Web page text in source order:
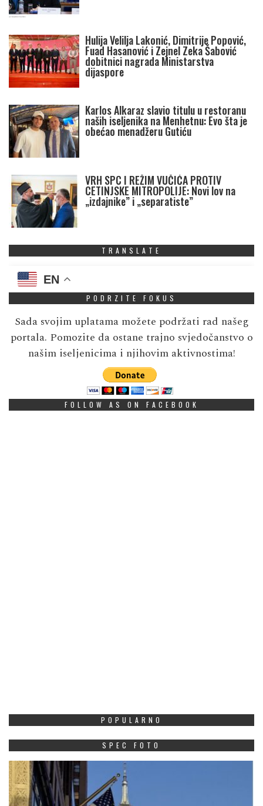
Hulija Velilja Lakonić, Dimitrije Popović,
Fuad Hasanović i Zejnel Zeka Šabović
dobitnici nagrada Ministarstva
dijaspore
Karlos Alkaraz slavio titulu u restoranu
naših iseljenika na Menhetnu: Evo šta je
obećao menadžeru Gutiću
VRH SPC I REŽIM VUČIĆA PROTIV
CETINJSKE MITROPOLIJE: Novi lov na
„izdajnike” i „separatiste”
TRANSLATE
EN
PODRZITE FOKUS
Sada svojim uplatama možete podržati rad našeg
portala. Pomozite da ostane trajno svjedočanstvo o
našim iseljenicima i njihovim aktivnostima!
FOLLOW AS ON FACEBOOK
POPULARNO
SPEC FOTO